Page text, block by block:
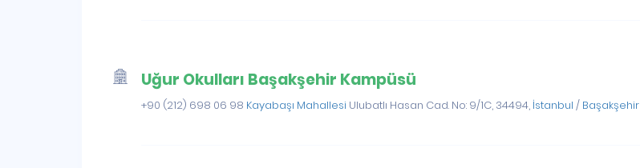
Uğur Okulları Başakşehir Kampüsü
+90 (212) 698 06 98 Kayabaşı Mahallesi Ulubatlı Hasan Cad. No: 9/1C, 34494, İstanbul / Başakşehir